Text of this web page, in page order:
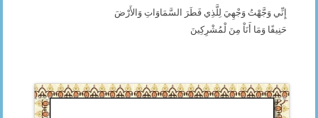
إِنِّي وَجَّهْتُ وَجْهِيَ لِلَّذِي فَطَرَ السَّمَاوَاتِ وَالأَرْضَ
حَنِيفًا وَمَا أَنَاْ مِنَ لْمُشْرِكِينَ